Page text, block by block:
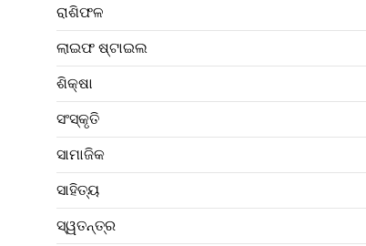
ରାଶିଫଳ
ଲାଇଫ ଷ୍ଟାଇଲ
ଶିକ୍ଷା
ସଂସ୍କୃତି
ସାମାଜିକ
ସାହିତ୍ୟ
ସ୍ୱତନ୍ତ୍ର